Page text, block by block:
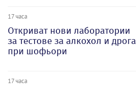
17 часа
Откриват нови лаборатории
за тестове за алкохол и дрога
при шофьори
17 часа